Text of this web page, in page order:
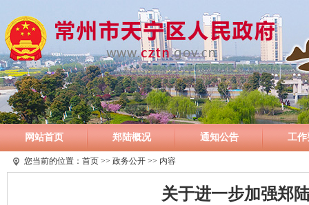
网站首页 郑陆概况 通知公告 工作
您当前的位置： 首页 >> 政务公开 >> 内容
关于进一步加强郑